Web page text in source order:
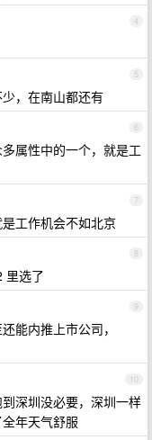
4
5
，在南山都还有
6
属性中的一个，就是工
7
工作机会不如北京
8
里选了
9
能内推上市公司，
10
深圳没必要，深圳一样
年天气舒服